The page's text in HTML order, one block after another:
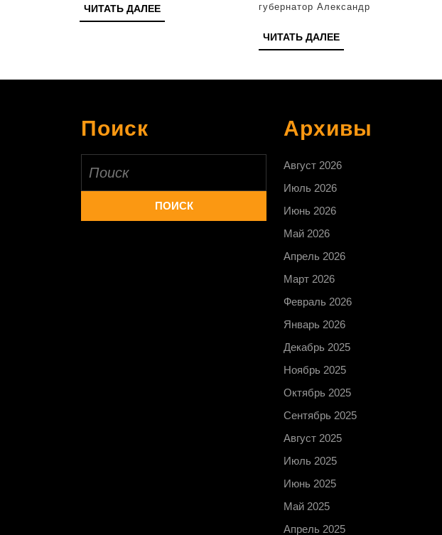
ЧИТАТЬ ДАЛЕЕЧИТАТЬ
ДАЛЕЕ
в
губернатор Александр
ЧИТАТЬ ДАЛЕЕЧИТАТЬ
ДАЛЕЕ
Поиск Архивы
Август 2026
Июль 2026
Июнь 2026
Май 2026
Апрель 2026
Март 2026
Февраль 2026
Январь 2026
Декабрь 2025
Ноябрь 2025
Октябрь 2025
Сентябрь 2025
Август 2025
Июль 2025
Июнь 2025
Май 2025
Апрель 2025